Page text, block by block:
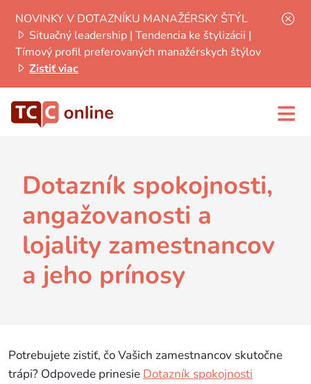
NOVINKY V DOTAZNÍKU MANAŽÉRSKY ŠTÝL
Situačný leadership | Tendencia ke štylizácii |
Tímový profil preferovaných manažérskych štýlov
Zistiť viac
≡
Dotazník spokojnosti,
angažovanosti a
lojality zamestnancov
a jeho prínosy
Potrebujete zistiť, čo Vašich zamestnancov skutočne
trápi? Odpovede prinesie Dotazník spokojnosti